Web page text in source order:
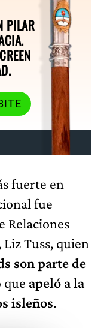
PILAR
fuerte en
fue
Relaciones
Tuss, quien
son parte de
que apeló a la
isleños.